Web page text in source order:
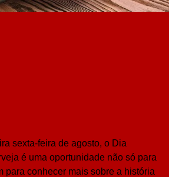
sexta-feira de agosto, o Dia
é uma oportunidade não só para
para conhecer mais sobre a história